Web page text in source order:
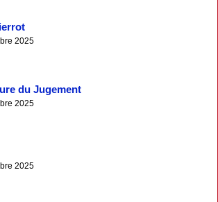
2025
du Jugement
2025
2025